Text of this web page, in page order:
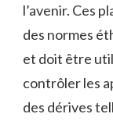
l’avenir. Ces
des normes
et doit être
contrôler les
des dérives